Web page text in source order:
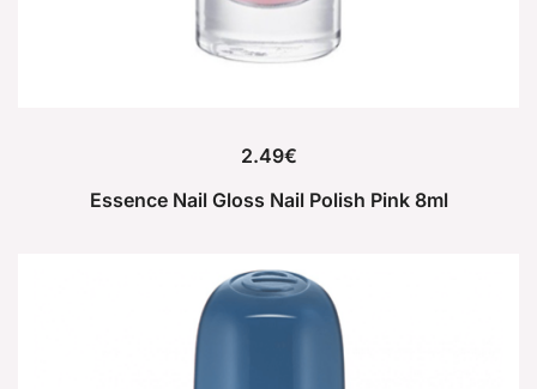
2.49€
Essence Nail Gloss Nail Polish Pink 8ml